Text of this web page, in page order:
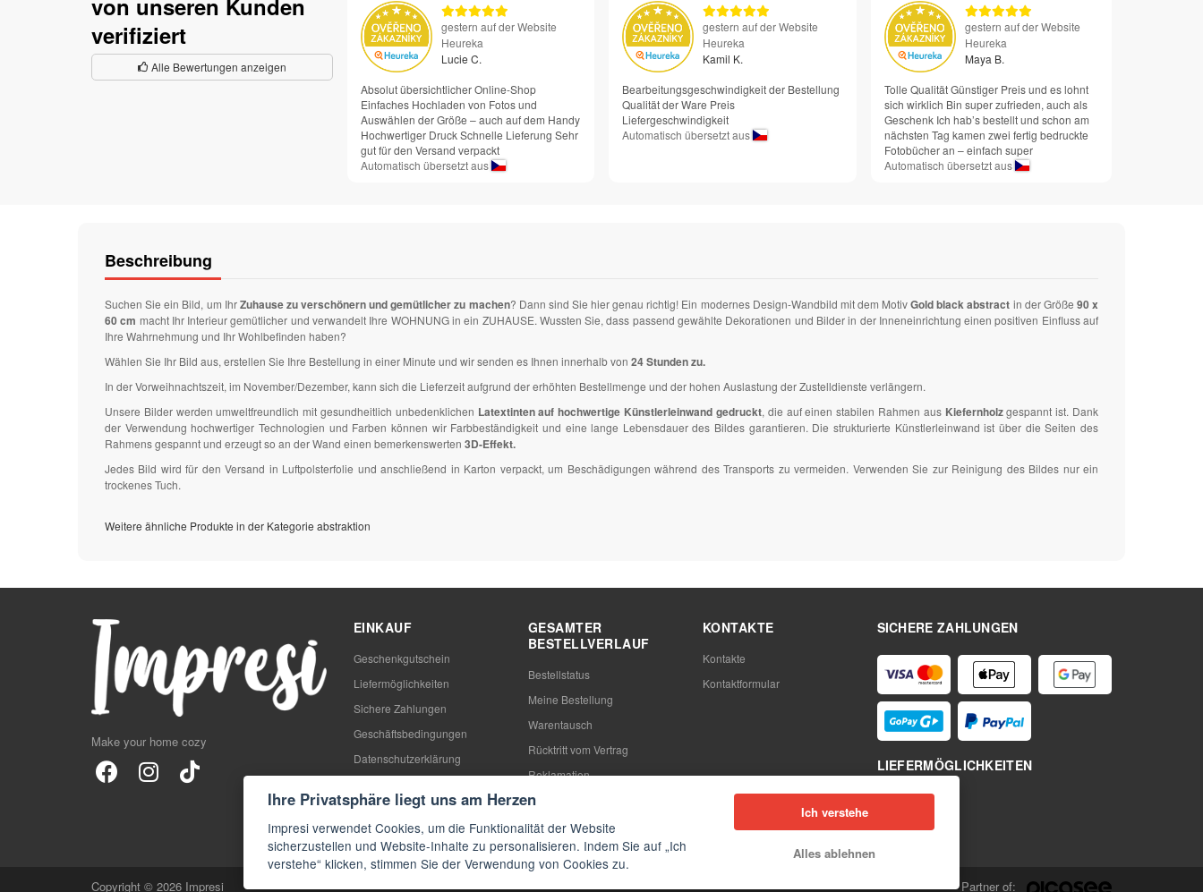
von unseren Kunden
verifiziert
Alle Bewertungen anzeigen
gestern auf der Website
Heureka
Lucie C.
Absolut übersichtlicher Online-Shop
Einfaches Hochladen von Fotos und
Auswählen der Größe – auch auf dem Handy
Hochwertiger Druck Schnelle Lieferung Sehr
gut für den Versand verpackt
Automatisch übersetzt aus
gestern auf der Website
Heureka
Kamil K.
Bearbeitungsgeschwindigkeit der Bestellung
Qualität der Ware Preis
Liefergeschwindigkeit
Automatisch übersetzt aus
gestern auf der Website
Heureka
Maya B.
Tolle Qualität Günstiger Preis und es lohnt
sich wirklich Bin super zufrieden, auch als
Geschenk Ich hab’s bestellt und schon am
nächsten Tag kamen zwei fertig bedruckte
Fotobücher an – einfach super
Automatisch übersetzt aus
Beschreibung
Suchen Sie ein Bild, um IhrZuhause zu verschönern und gemütlicher zu machen? Dann sind Sie hier genau richtig! Ein modernes Design-Wandbild mit dem MotivGold black abstract in der Größe 90 x
60 cm macht Ihr Interieur gemütlicher und verwandelt Ihre WOHNUNG in ein ZUHAUSE. Wussten Sie, dass passend gewählte Dekorationen und Bilder in der Inneneinrichtung einen positiven Einfluss auf
Ihre Wahrnehmung und Ihr Wohlbefinden haben?
Wählen Sie Ihr Bild aus, erstellen Sie Ihre Bestellung in einer Minute und wir senden es Ihnen innerhalb von 24 Stunden zu.
In der Vorweihnachtszeit, im November/Dezember, kann sich die Lieferzeit aufgrund der erhöhten Bestellmenge und der hohen Auslastung der Zustelldienste verlängern.
Unsere Bilder werden umweltfreundlich mit gesundheitlich unbedenklichen Latextinten auf hochwertige Künstlerleinwand gedruckt, die auf einen stabilen Rahmen aus Kiefernholzgespannt ist. Dank
der Verwendung hochwertiger Technologien und Farben können wir Farbbeständigkeit und eine lange Lebensdauer des Bildes garantieren. Die strukturierte Künstlerleinwand ist über die Seiten des
Rahmens gespannt und erzeugt so an der Wand einen bemerkenswerten 3D-Effekt.
Jedes Bild wird für den Versand in Luftpolsterfolie und anschließend in Karton verpackt, um Beschädigungen während des Transports zu vermeiden. Verwenden Sie zur Reinigung des Bildes nur ein
trockenes Tuch.
Weitere ähnliche Produkte in der Kategorie abstraktion
Make your home cozy
SICHERE ZAHLUNGEN
LIEFERMÖGLICHKEITEN
EINKAUF
Geschenkgutschein
Liefermöglichkeiten
Sichere Zahlungen
Geschäftsbedingungen
Datenschutzerklärung
Blog
FAQs
GESAMTER
BESTELLVERLAUF
Bestellstatus
Meine Bestellung
Warentausch
Rücktritt vom Vertrag
Reklamation
KONTAKTE
Kontakte
Kontaktformular
Copyright © 2026 Impresi Partner of:
Ihre Privatsphäre liegt uns am Herzen
Impresi verwendet Cookies, um die Funktionalität der Website
sicherzustellen und Website-Inhalte zu personalisieren. Indem Sie auf „Ich
verstehe“ klicken, stimmen Sie der Verwendung von Cookies zu.
Ich verstehe
Alles ablehnen